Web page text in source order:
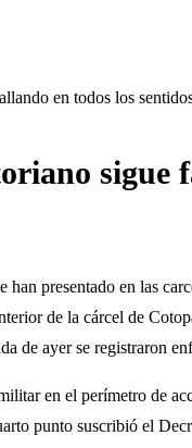
en todos los
sigue
han presentado en las
de la cárcel de
de ayer se registraron
en el perímetro de
punto suscribió el